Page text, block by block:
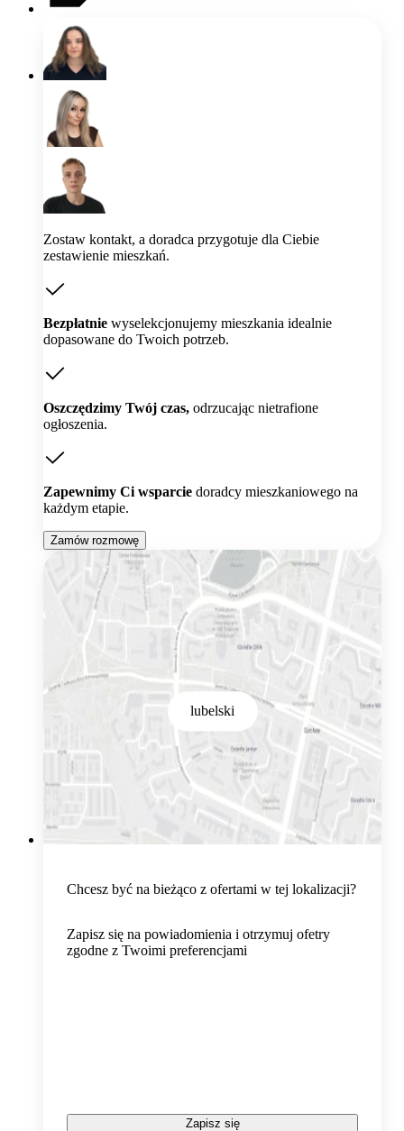
Zostaw kontakt, a doradca przygotuje dla Ciebie
zestawienie mieszkań.
Bezpłatnie wyselekcjonujemy mieszkania idealnie
dopasowane do Twoich potrzeb.
Oszczędzimy Twój czas, odrzucając nietrafione
ogłoszenia.
Zapewnimy Ci wsparcie doradcy mieszkaniowego na
każdym etapie.
Zamów rozmowę
lubelski
Chcesz być na bieżąco z ofertami w tej lokalizacji?
Zapisz się na powiadomienia i otrzymuj ofetry
zgodne z Twoimi preferencjami
Zapisz się